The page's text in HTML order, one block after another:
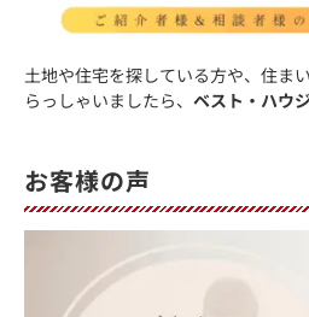
土地や住宅を探している方や、住ま
らっしゃいましたら、 ベスト・ハウ
お客様の声